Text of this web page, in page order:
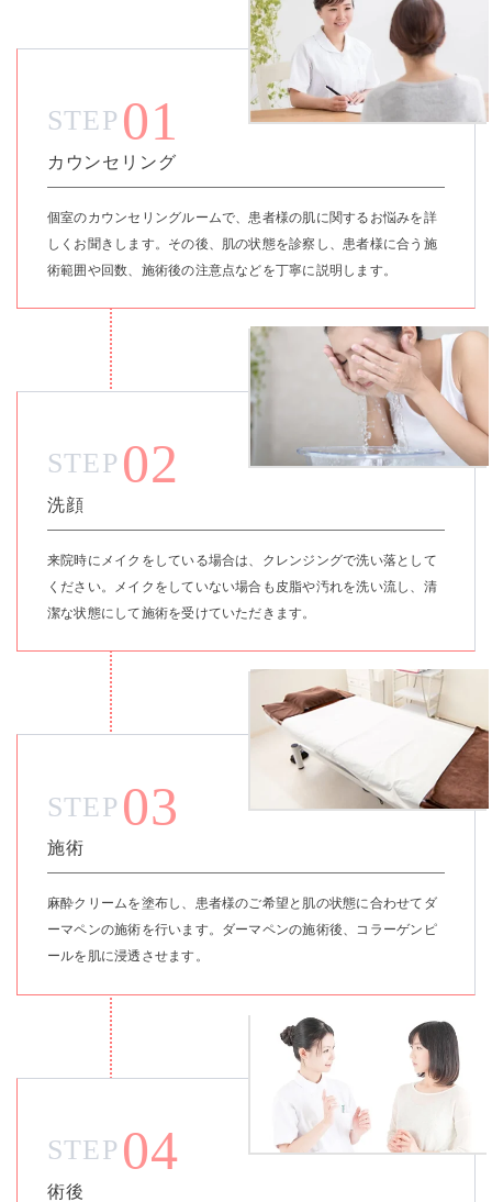
STEP 01
カウンセリング
個室のカウンセリングルームで、患者様の肌に関するお悩みを詳
しくお聞きします。その後、肌の状態を診察し、患者様に合う施
術範囲や回数、施術後の注意点などを丁寧に説明します。
STEP 02
洗顔
来院時にメイクをしている場合は、クレンジングで洗い落として
ください。メイクをしていない場合も皮脂や汚れを洗い流し、清
潔な状態にして施術を受けていただきます。
STEP 03
施術
麻酔クリームを塗布し、患者様のご希望と肌の状態に合わせてダ
ーマペンの施術を行います。ダーマペンの施術後、コラーゲンピ
ールを肌に浸透させます。
STEP 04
術後